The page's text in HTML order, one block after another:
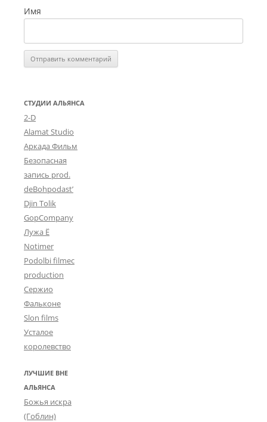
Имя
СТУДИИ АЛЬЯНСА
2-D
Alamat Studio
Аркада Фильм
Безопасная
запись prod.
deBohpodast’
Djin Tolik
GopCompany
Лужа Ё
Notimer
Podolbi filmec
production
Сержио
Фальконе
Slon films
Усталое
королевство
ЛУЧШИЕ ВНЕ
АЛЬЯНСА
Божья искра
(Гоблин)